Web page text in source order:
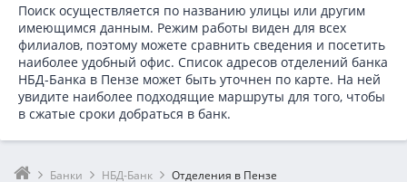
Поиск осуществляется по названию улицы или другим
имеющимся данным. Режим работы виден для всех
филиалов, поэтому можете сравнить сведения и посетить
наиболее удобный офис. Список адресов отделений банка
НБД-Банка в Пензе может быть уточнен по карте. На ней
увидите наиболее подходящие маршруты для того, чтобы
в сжатые сроки добраться в банк.
Банки НБД-Банк Отделения в Пензе